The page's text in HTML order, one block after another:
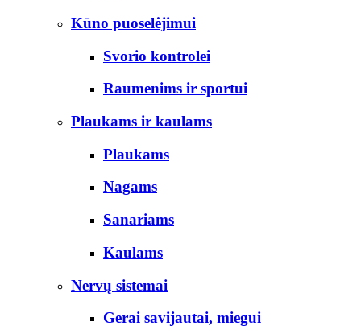
Kūno puoselėjimui
Svorio kontrolei
Raumenims ir sportui
Plaukams ir kaulams
Plaukams
Nagams
Sanariams
Kaulams
Nervų sistemai
Gerai savijautai, miegui